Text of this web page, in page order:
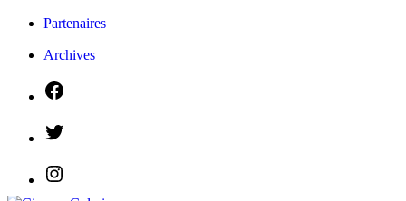
Partenaires
Archives